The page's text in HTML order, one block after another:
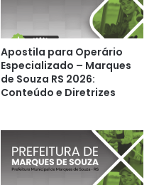
Apostila para Operário
Especializado – Marques
de Souza RS 2026:
Conteúdo e Diretrizes